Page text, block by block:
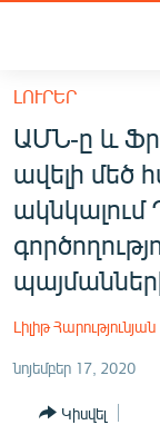
հիմնական
բովանդակությանը
Անցնել
հիմնական
մենյուին
Որոնում
ՀԱՅԱՍՏԱՆ
ՔԱՂԱՔԱԿԱՆ
ԻՐԱՎՈՒՆՔ
ԼՈՒՐԵՐ
ԱՄՆ-ը և
ավելի մեծ
Լիլիթ Հարությունյան
նոյեմբեր 17, 2020
Կիսվել